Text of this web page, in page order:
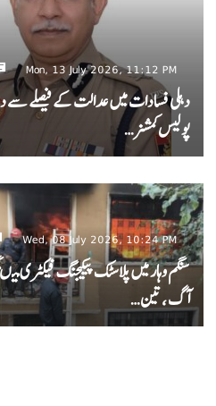
Mon, 13 July 2026, 11:12 PM
دہلی فسادات میں عدالت کے فیصلے سے
پولیس کمشنر…
Wed, 08 July 2026, 10:24 PM
سنگم وہار میں پلاسٹک پیکیجنگ فیکٹری
آگ ، تین…